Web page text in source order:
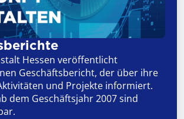
Hessen veröffentlicht
Geschäftsbericht, der über ihre
und Projekte informiert.
dem Geschäftsjahr 2007 sind